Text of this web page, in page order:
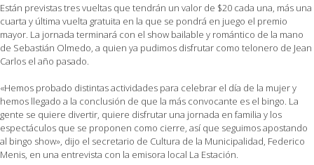
Están previstas tres vueltas que tendrán un valor de $20 cada una, más una
cuarta y última vuelta gratuita en la que se pondrá en juego el premio
mayor. La jornada terminará con el show bailable y romántico de la mano
de Sebastián Olmedo, a quien ya pudimos disfrutar como telonero de Jean
Carlos el año pasado.
«Hemos probado distintas actividades para celebrar el día de la mujer y
hemos llegado a la conclusión de que la más convocante es el bingo. La
gente se quiere divertir, quiere disfrutar una jornada en familia y los
espectáculos que se proponen como cierre, así que seguimos apostando
al bingo show», dijo el secretario de Cultura de la Municipalidad, Federico
Menis, en una entrevista con la emisora local La Estación.